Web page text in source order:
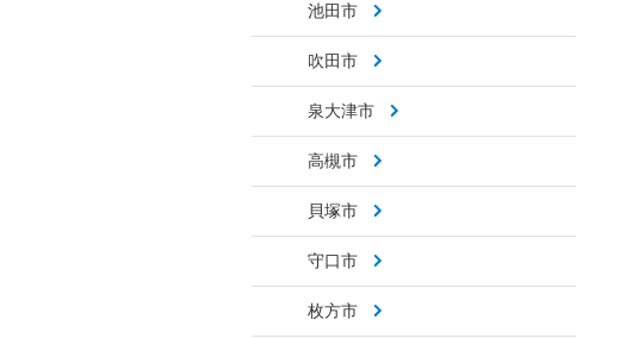
池田市
吹田市
泉大津市
高槻市
貝塚市
守口市
枚方市